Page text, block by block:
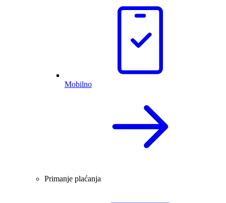
Mobilno
Primanje plaćanja